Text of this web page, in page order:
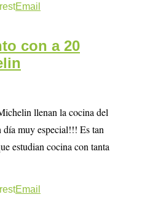
Email
con a 20
llenan la cocina del
muy especial!!! Es tan
estudian cocina con tanta
Email